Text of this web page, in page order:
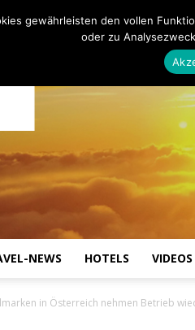
NEWS HOTELS VIDEOS
in Österreich nehmen Betrieb
gewährleisten den vollen
oder zu